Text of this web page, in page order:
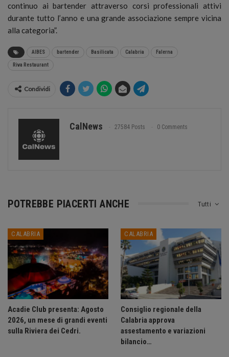
continuo ai bartender attraverso corsi professionali attivi
durante tutto l’anno e una grande associazione sempre vicina
alla categoria”.
AIBES bartender Basilicata Calabria Falerna
Riva Restaurant
Condividi
CalNews 27584 Posts 0 Comments
Tutti
POTREBBE PIACERTI ANCHE
CALABRIA
Acadie Club presenta: Agosto
2026, un mese di grandi eventi
sulla Riviera dei Cedri.
CALABRIA
Consiglio regionale della
Calabria approva
assestamento e variazioni
bilancio…